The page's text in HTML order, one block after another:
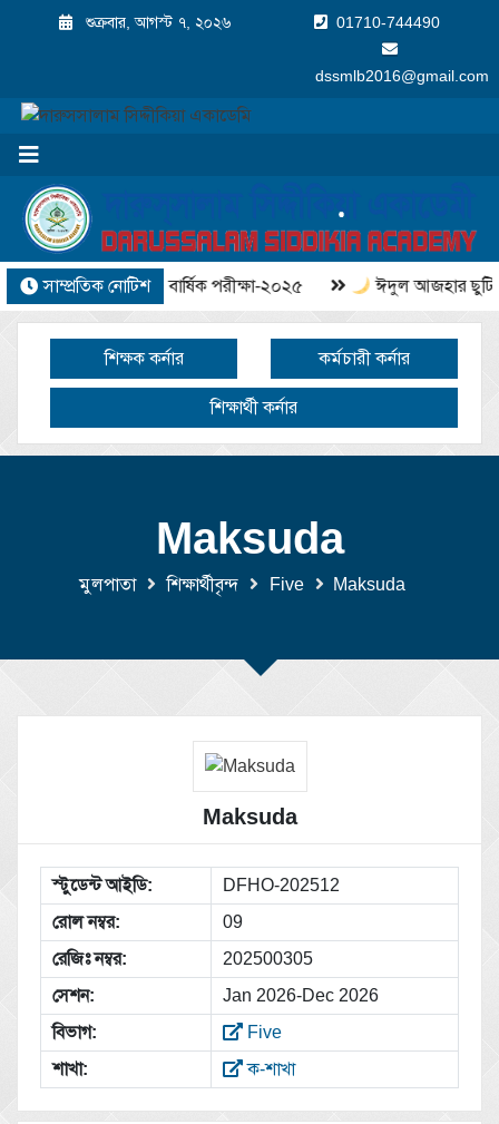
শুক্রবার, আগস্ট ৭, ২০২৬ 01710-744490
dssmlb2016@gmail.com
সাম্প্রতিক নোটিশ বার্ষিক পরীক্ষা-২০২৫ ঈদুল আজহার ছুটির
শিক্ষক কর্নার কর্মচারী কর্নার
শিক্ষার্থী কর্নার
Maksuda
মুলপাতা শিক্ষার্থীবৃন্দ Five Maksuda
Maksuda
স্টুডেন্ট আইডি:
DFHO-202512
রোল নম্বর:
09
রেজিঃ নম্বর:
202500305
সেশন:
Jan 2026-Dec 2026
বিভাগ:
Five
শাখা:
ক-শাখা